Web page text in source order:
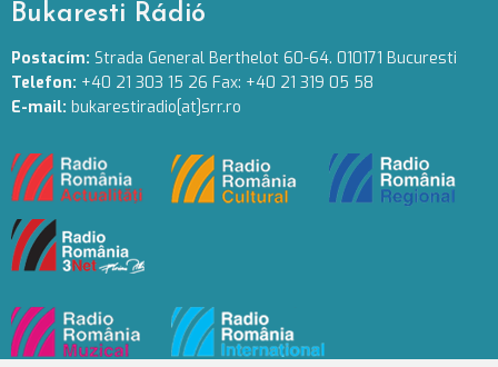
Bukaresti Rádió
Postacím: Strada General Berthelot 60-64. 010171 Bucuresti
Telefon: +40 21 303 15 26 Fax: +40 21 319 05 58
E-mail: bukarestiradio[at]srr.ro